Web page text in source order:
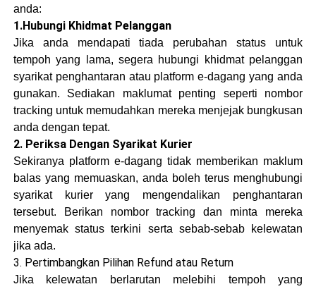
anda:
1.Hubungi Khidmat Pelanggan
Jika anda mendapati tiada perubahan status untuk
tempoh yang lama, segera hubungi khidmat pelanggan
syarikat penghantaran atau platform e-dagang yang anda
gunakan. Sediakan maklumat penting seperti nombor
tracking untuk memudahkan mereka menjejak bungkusan
anda dengan tepat.
2. Periksa Dengan Syarikat Kurier
Sekiranya platform e-dagang tidak memberikan maklum
balas yang memuaskan, anda boleh terus menghubungi
syarikat kurier yang mengendalikan penghantaran
tersebut. Berikan nombor tracking dan minta mereka
menyemak status terkini serta sebab-sebab kelewatan
jika ada.
3. Pertimbangkan Pilihan Refund atau Return
Jika kelewatan berlarutan melebihi tempoh yang